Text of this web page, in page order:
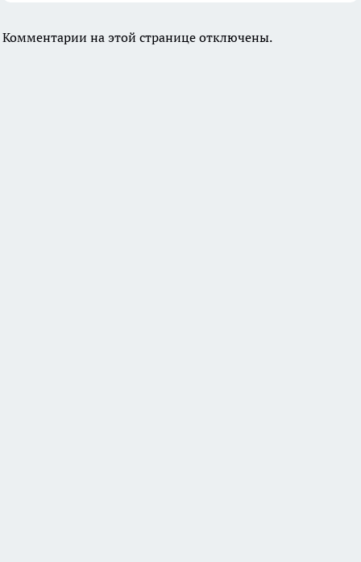
Комментарии на этой странице отключены.